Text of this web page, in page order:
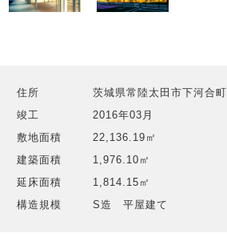
住所
茨城県常陸太田市下河合町
竣工
2016年03月
敷地面積
22,136.19㎡
建築面積
1,976.10㎡
延床面積
1,814.15㎡
構造規模
S造 平屋建て